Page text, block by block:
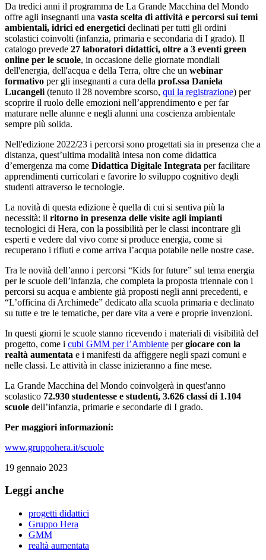
Da tredici anni il programma de La Grande Macchina del Mondo
offre agli insegnanti una vasta scelta di attività e percorsi sui temi
ambientali, idrici ed energetici declinati per tutti gli ordini
scolastici coinvolti (infanzia, primaria e secondaria di I grado). Il
catalogo prevede 27 laboratori didattici, oltre a 3 eventi green
online per le scuole, in occasione delle giornate mondiali
dell'energia, dell'acqua e della Terra, oltre che un webinar
formativo per gli insegnanti a cura della prof.ssa Daniela
Lucangeli (tenuto il 28 novembre scorso, qui la registrazione) per
scoprire il ruolo delle emozioni nell’apprendimento e per far
maturare nelle alunne e negli alunni una coscienza ambientale
sempre più solida.
Nell'edizione 2022/23 i percorsi sono progettati sia in presenza che a
distanza, quest’ultima modalità intesa non come didattica
d’emergenza ma come Didattica Digitale Integrata per facilitare
apprendimenti curricolari e favorire lo sviluppo cognitivo degli
studenti attraverso le tecnologie.
La novità di questa edizione è quella di cui si sentiva più la
necessità: il ritorno in presenza delle visite agli impianti
tecnologici di Hera, con la possibilità per le classi incontrare gli
esperti e vedere dal vivo come si produce energia, come si
recuperano i rifiuti e come arriva l’acqua potabile nelle nostre case.
Tra le novità dell’anno i percorsi “Kids for future” sul tema energia
per le scuole dell’infanzia, che completa la proposta triennale con i
percorsi su acqua e ambiente già proposti negli anni precedenti, e
“L’officina di Archimede” dedicato alla scuola primaria e declinato
su tutte e tre le tematiche, per dare vita a vere e proprie invenzioni.
In questi giorni le scuole stanno ricevendo i materiali di visibilità del
progetto, come i cubi GMM per l’Ambiente pergiocare con la
realtà aumentata e i manifesti da affiggere negli spazi comuni e
nelle classi. Le attività in classe inizieranno a fine mese.
La Grande Macchina del Mondo coinvolgerà in quest'anno
scolastico 72.930 studentesse e studenti, 3.626 classi di 1.104
scuole dell’infanzia, primarie e secondarie di I grado.
Per maggiori informazioni:
www.gruppohera.it/scuole
19 gennaio 2023
Leggi anche
progetti didattici
Gruppo Hera
GMM
realtà aumentata